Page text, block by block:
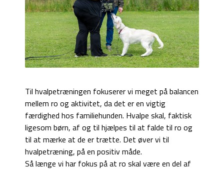
Til hvalpetræningen fokuserer vi meget på balancen
mellem ro og aktivitet, da det er en vigtig
færdighed hos familiehunden. Hvalpe skal, faktisk
ligesom børn, af og til hjælpes til at falde til ro og
til at mærke at de er trætte. Det øver vi til
hvalpetræning, på en positiv måde.
Så længe vi har fokus på at ro skal være en del af